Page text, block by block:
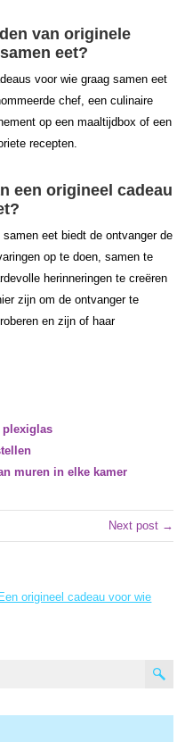
van originele
eet?
voor wie graag samen eet
chef, een culinaire
op een maaltijdbox of een
recepten.
een origineel cadeau
eet biedt de ontvanger de
op te doen, samen te
herinneringen te creëren
zijn om de ontvanger te
en zijn of haar
plexiglas
muren in elke kamer
Next post →
origineel cadeau voor wie